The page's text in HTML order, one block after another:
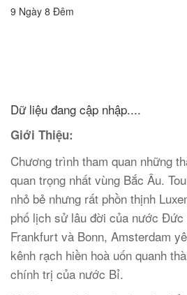
9 Ngày 8 Đêm
Dữ liệu đang cập nhập....
Giới Thiệu:
Chương trình tham quan những
quan trọng nhất vùng Bắc Âu.
nhỏ bẻ nhưng rất phồn thịnh
phố lịch sử lâu đời của nước Đức
Frankfurt và Bonn, Amsterdam
kênh rạch hiền hoà uốn quanh
chính trị của nước Bỉ.